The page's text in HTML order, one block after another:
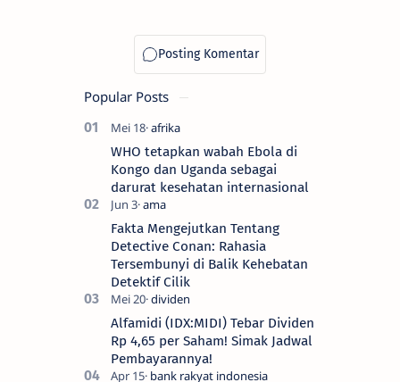
Popular Posts
WHO tetapkan wabah Ebola di
Kongo dan Uganda sebagai
darurat kesehatan internasional
Fakta Mengejutkan Tentang
Detective Conan: Rahasia
Tersembunyi di Balik Kehebatan
Detektif Cilik
Alfamidi (IDX:MIDI) Tebar Dividen
Rp 4,65 per Saham! Simak Jadwal
Pembayarannya!